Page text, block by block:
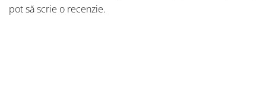
pot să scrie o recenzie.